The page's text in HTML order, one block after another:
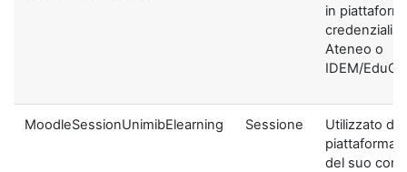
in
credenziali di
Ateneo o
IDEM/
MoodleSessionUnimibElearning Sessione
Utilizzato
piattaforma
del suo